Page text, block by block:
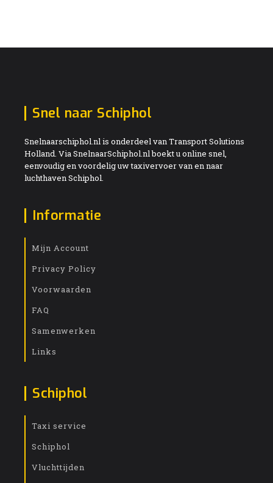
Snel naar Schiphol
Snelnaarschiphol.nl is onderdeel van Transport Solutions
Holland. Via SnelnaarSchiphol.nl boekt u online snel,
eenvoudig en voordelig uw taxivervoer van en naar
luchthaven Schiphol.
Informatie
Mijn Account
Privacy Policy
Voorwaarden
FAQ
Samenwerken
Links
Schiphol
Taxi service
Schiphol
Vluchttijden